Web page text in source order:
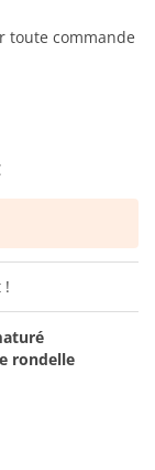
toute commande
!
rondelle